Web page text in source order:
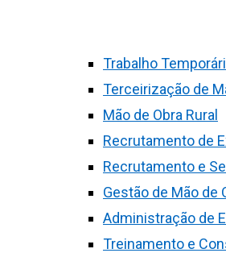
Trabalho
Terceirização de
Mão de Obra Rural
Recrutamento de
Recrutamento e
Gestão de Mão de
Administração de
Treinamento e